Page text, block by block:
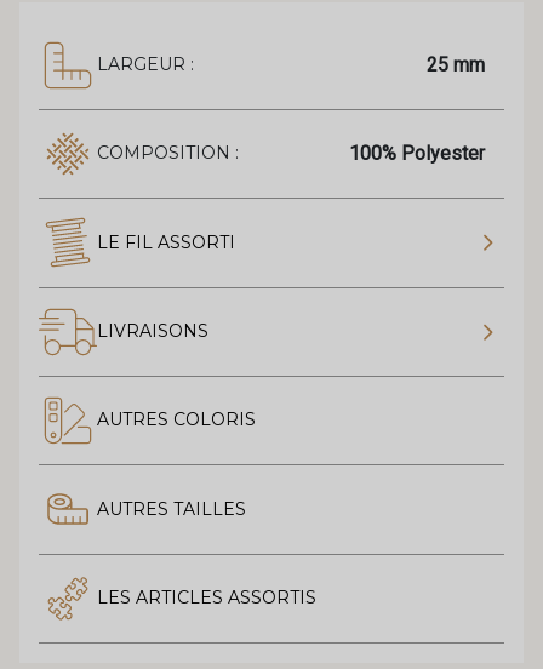
LARGEUR : 25 mm
COMPOSITION : 100% Polyester
LE FIL ASSORTI
LIVRAISONS
AUTRES COLORIS
AUTRES TAILLES
LES ARTICLES ASSORTIS